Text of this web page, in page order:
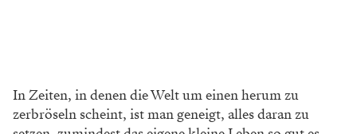
In Zeiten, in denen die Welt um einen herum zu
zerbröseln scheint, ist man geneigt, alles daran zu